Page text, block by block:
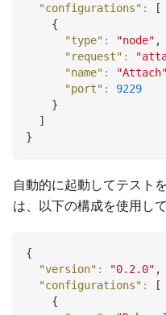
"configurations" :
[
{
"type" : "node" ,
"request" :
"name" : "Attach"
"port" :
9229
}
]
}
自動的に起動してテスト
は、以下の構成を使用し
{
"version" : "0.2.0" ,
"configurations" :
[
{